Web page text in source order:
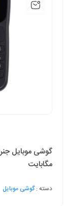
مگابایت
دسته :گوشی موبایل